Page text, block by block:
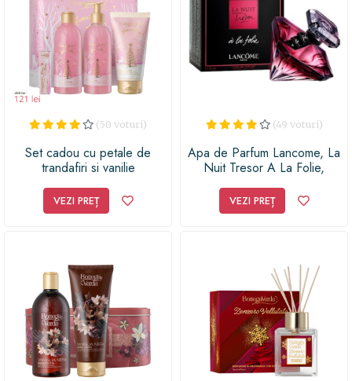
(50 voturi)
Set cadou cu petale de
trandafiri si vanilie
VEZI PREȚ
(49 voturi)
Apa de Parfum Lancome, La
Nuit Tresor A La Folie,
VEZI PREȚ